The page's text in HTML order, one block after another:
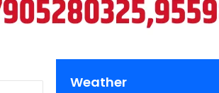
Weather